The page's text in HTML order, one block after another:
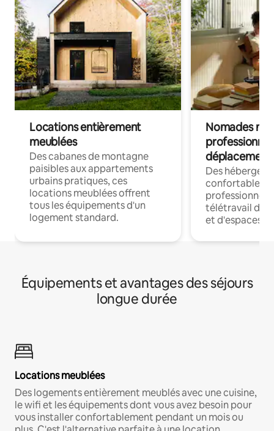
Locations entièrement
meublées
Des cabanes de montagne
paisibles aux appartements
urbains pratiques, ces
locations meublées offrent
tous les équipements d'un
logement standard.
Nomades
déplacement
Des
confortables
professionnels
télétravail
et d'espaces
Équipements et avantages des séjours
longue durée
Locations meublées
Des logements entièrement meublés avec une cuisine,
le wifi et les équipements dont vous avez besoin pour
vous installer confortablement pendant un mois ou